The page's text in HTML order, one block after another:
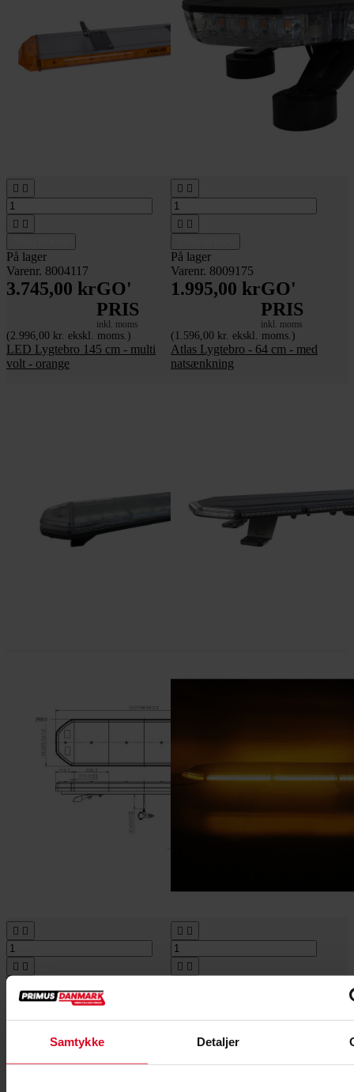
Samtykke Detaljer
 
 
På lager
Varenr. 8004117
3.745,00 krGO'
PRIS
inkl. moms
(2.996,00 kr. ekskl. moms.)
LED Lygtebro 145 cm - multi
volt - orange
 
 
På lager
Varenr. 8009175
1.995,00 krGO'
PRIS
inkl. moms
(1.596,00 kr. ekskl. moms.)
Atlas Lygtebro - 64 cm - med
natsænkning
 
 
På lager
PRIS
inkl. moms
 
 
inkl. moms